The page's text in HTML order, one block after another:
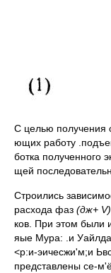
С целью получения
ющих работу
ботка полученного
щей
Строились
расхода фаз (дж+ V)
ков. При этом были
яые Мура: .и
<р:и-эичесжи'м;и
представлены се-